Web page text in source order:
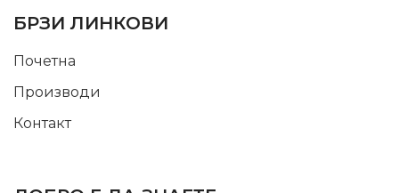
БРЗИ ЛИНКОВИ
Почетна
Производи
Контакт